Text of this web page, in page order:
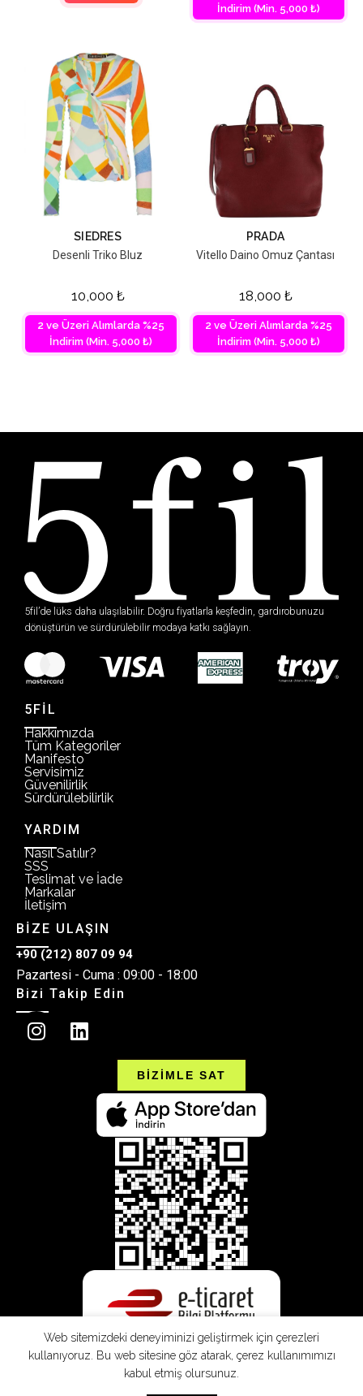
İndirim (Min. 5,000 ₺)
SIEDRES
Desenli Triko Bluz
10,000 ₺
2 ve Üzeri Alımlarda %25
İndirim (Min. 5,000 ₺)
PRADA
Vitello Daino Omuz Çantası
18,000 ₺
2 ve Üzeri Alımlarda %25
İndirim (Min. 5,000 ₺)
5fil’de lüks daha ulaşılabilir. Doğru fiyatlarla keşfedin, gardırobunuzu
dönüştürün ve sürdürülebilir modaya katkı sağlayın.
5FİL
Hakkımızda
Tüm Kategoriler
Manifesto
Servisimiz
Güvenilirlik
Sürdürülebilirlik
YARDIM
Nasıl Satılır?
SSS
Teslimat ve İade
Markalar
İletişim
BİZE ULAŞIN
+90 (212) 807 09 94
Pazartesi - Cuma : 09:00 - 18:00
Bizi Takip Edin
BİZİMLE SAT
Web sitemizdeki deneyiminizi geliştirmek için çerezleri
kullanıyoruz. Bu web sitesine göz atarak, çerez kullanımımızı
kabul etmiş olursunuz.